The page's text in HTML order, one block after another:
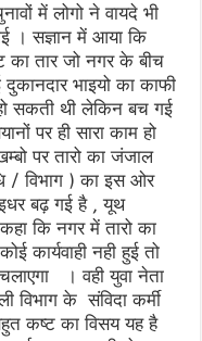
में लोगो ने वायदे भी
। सज्ञान में आया कि
तार जो नगर के बीच
भाइयो का काफी
सकती थी लेकिन बच गई
पर ही सारा काम हो
पर तारो का जंजाल
/ विभाग ) का इस ओर
इधर बढ़ गई है , यूथ
कि नगर में तारो का
कार्यवाही नही हुई तो
। वही युवा नेता
विभाग के संविदा कर्मी
कष्ट का विसय यह है